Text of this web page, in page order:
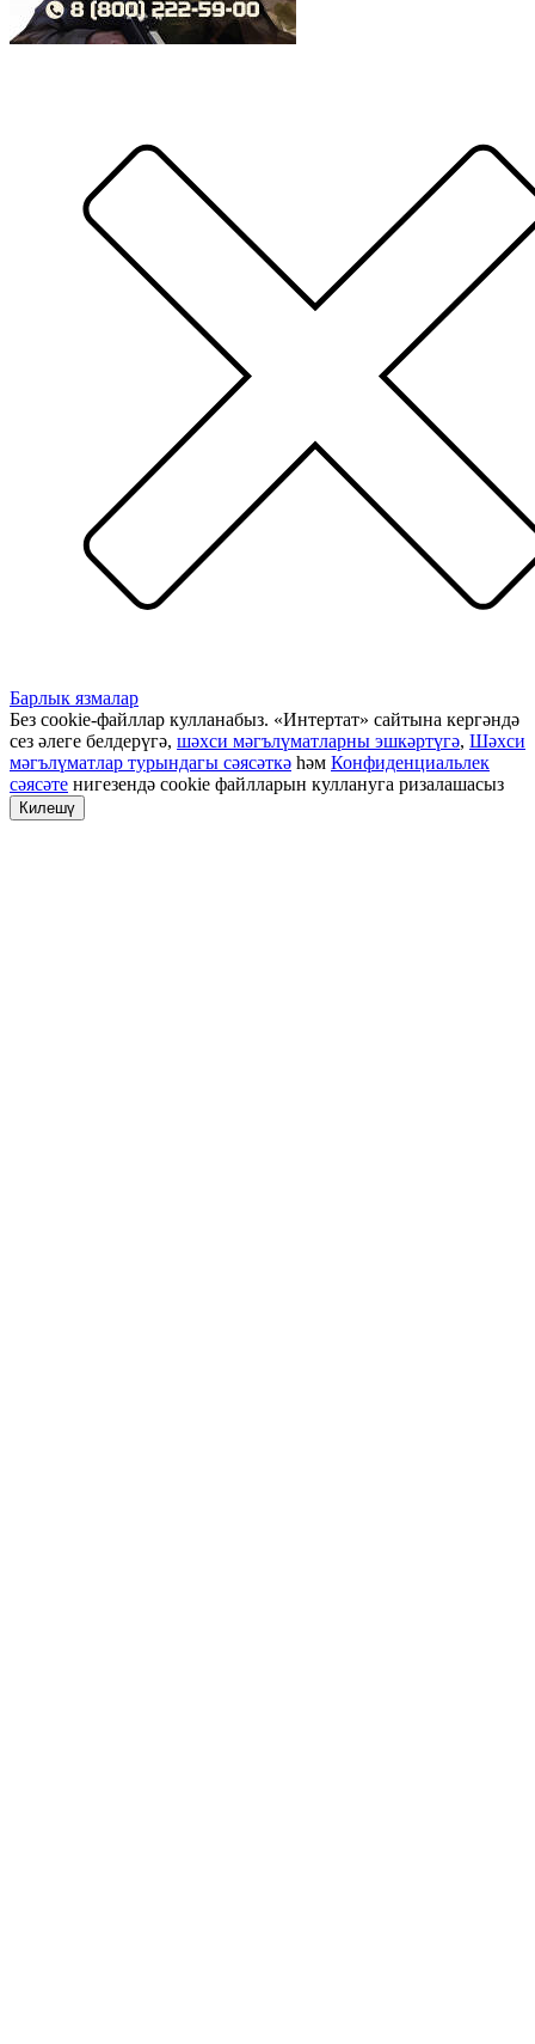
Барлык язмалар
Без cookie-файллар кулланабыз. «Интертат» сайтына кергәндә
сез әлеге белдерүгә, шәхси мәгълүматларны эшкәртүгә, Шәхси
мәгълүматлар турындагы сәясәткә һәм Конфиденциальлек
сәясәте нигезендә cookie файлларын куллануга ризалашасыз
Килешү